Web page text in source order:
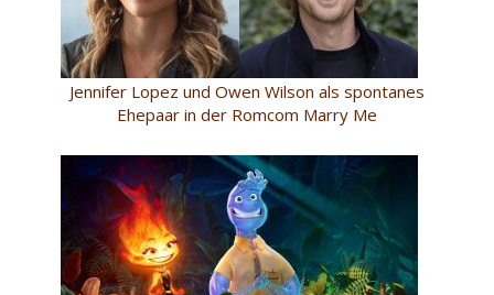
Jennifer Lopez und Owen Wilson als spontanes
Ehepaar in der Romcom Marry Me